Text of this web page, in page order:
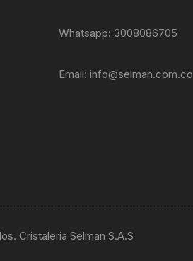
Whatsapp: 3008086705
Email: info@selman.com.co
Cristaleria Selman S.A.S